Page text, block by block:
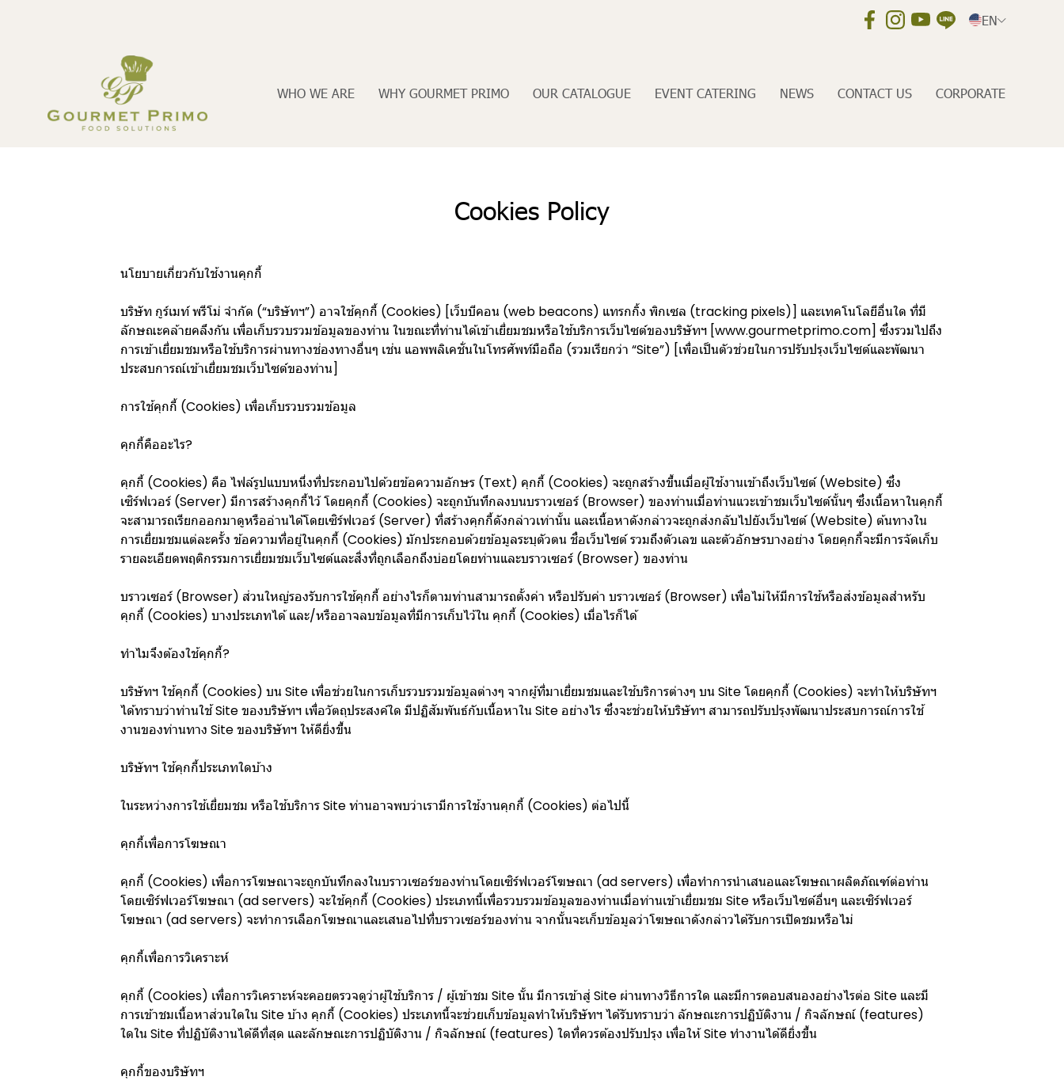
EN
WHO WE ARE WHY GOURMET PRIMO OUR CATALOGUE EVENT CATERING NEWS CONTACT US CORPORATE
Cookies Policy
นโยบายเกี่ยวกับใช้งานคุกกี้
บริษัท กูร์เมท์ พรีโม่ จำกัด (“บริษัทฯ”) อาจใช้คุกกี้ (Cookies) [เว็บบีคอน (web beacons) แทรกกิ้ง พิกเซล (tracking pixels)] และเทคโนโลยีอื่นใด ที่มี
ลักษณะคล้ายคลึงกัน เพื่อเก็บรวบรวมข้อมูลของท่าน ในขณะที่ท่านได้เข้าเยี่ยมชมหรือใช้บริการเว็บไซต์ของบริษัทฯ [www.gourmetprimo.com] ซึ่งรวมไปถึง
การเข้าเยี่ยมชมหรือใช้บริการผ่านทางช่องทางอื่นๆ เช่น แอพพลิเคชั่นในโทรศัพท์มือถือ (รวมเรียกว่า “Site”) [เพื่อเป็นตัวช่วยในการปรับปรุงเว็บไซต์และพัฒนา
ประสบการณ์เข้าเยี่ยมชมเว็บไซต์ของท่าน]
การใช้คุกกี้ (Cookies) เพื่อเก็บรวบรวมข้อมูล
คุกกี้คืออะไร?
คุกกี้ (Cookies) คือ ไฟล์รูปแบบหนึ่งที่ประกอบไปด้วยข้อความอักษร (Text) คุกกี้ (Cookies) จะถูกสร้างขึ้นเมื่อผู้ใช้งานเข้าถึงเว็บไซต์ (Website) ซึ่ง
เซิร์ฟเวอร์ (Server) มีการสร้างคุกกี้ไว้ โดยคุกกี้ (Cookies) จะถูกบันทึกลงบนบราวเซอร์ (Browser) ของท่านเมื่อท่านแวะเข้าชมเว็บไซต์นั้นๆ ซึ่งเนื้อหาในคุกกี้
จะสามารถเรียกออกมาดูหรืออ่านได้โดยเซิร์ฟเวอร์ (Server) ที่สร้างคุกกี้ดังกล่าวเท่านั้น และเนื้อหาดังกล่าวจะถูกส่งกลับไปยังเว็บไซต์ (Website) ต้นทางใน
การเยี่ยมชมแต่ละครั้ง ข้อความที่อยู่ในคุกกี้ (Cookies) มักประกอบด้วยข้อมูลระบุตัวตน ชื่อเว็บไซต์ รวมถึงตัวเลข และตัวอักษรบางอย่าง โดยคุกกี้จะมีการจัดเก็บ
รายละเอียดพฤติกรรมการเยี่ยมชมเว็บไซต์และสิ่งที่ถูกเลือกถึงบ่อยโดยท่านและบราวเซอร์ (Browser) ของท่าน
บราวเซอร์ (Browser) ส่วนใหญ่รองรับการใช้คุกกี้ อย่างไรก็ตามท่านสามารถตั้งค่า หรือปรับค่า บราวเซอร์ (Browser) เพื่อไม่ให้มีการใช้หรือส่งข้อมูลสำหรับ
คุกกี้ (Cookies) บางประเภทได้ และ/หรืออาจลบข้อมูลที่มีการเก็บไว้ใน คุกกี้ (Cookies) เมื่อไรก็ได้
ทำไมจึงต้องใช้คุกกี้?
บริษัทฯ ใช้คุกกี้ (Cookies) บน Site เพื่อช่วยในการเก็บรวบรวมข้อมูลต่างๆ จากผู้ที่มาเยี่ยมชมและใช้บริการต่างๆ บน Site โดยคุกกี้ (Cookies) จะทำให้บริษัทฯ
ได้ทราบว่าท่านใช้ Site ของบริษัทฯ เพื่อวัตถุประสงค์ใด มีปฏิสัมพันธ์กับเนื้อหาใน Site อย่างไร ซึ่งจะช่วยให้บริษัทฯ สามารถปรับปรุงพัฒนาประสบการณ์การใช้
งานของท่านทาง Site ของบริษัทฯ ให้ดียิ่งขึ้น
บริษัทฯ ใช้คุกกี้ประเภทใดบ้าง
ในระหว่างการใช้เยี่ยมชม หรือใช้บริการ Site ท่านอาจพบว่าเรามีการใช้งานคุกกี้ (Cookies) ต่อไปนี้
คุกกี้เพื่อการโฆษณา
คุกกี้ (Cookies) เพื่อการโฆษณาจะถูกบันทึกลงในบราวเซอร์ของท่านโดยเซิร์ฟเวอร์โฆษณา (ad servers) เพื่อทำการนำเสนอและโฆษณาผลิตภัณฑ์ต่อท่าน
โดยเซิร์ฟเวอร์โฆษณา (ad servers) จะใช้คุกกี้ (Cookies) ประเภทนี้เพื่อรวบรวมข้อมูลของท่านเมื่อท่านเข้าเยี่ยมชม Site หรือเว็บไซต์อื่นๆ และเซิร์ฟเวอร์
โฆษณา (ad servers) จะทำการเลือกโฆษณาและเสนอไปที่บราวเซอร์ของท่าน จากนั้นจะเก็บข้อมูลว่าโฆษณาดังกล่าวได้รับการเปิดชมหรือไม่
คุกกี้เพื่อการวิเคราะห์
คุกกี้ (Cookies) เพื่อการวิเคราะห์จะคอยตรวจดูว่าผู้ใช้บริการ / ผู้เข้าชม Site นั้น มีการเข้าสู่ Site ผ่านทางวิธีการใด และมีการตอบสนองอย่างไรต่อ Site และมี
การเข้าชมเนื้อหาส่วนใดใน Site บ้าง คุกกี้ (Cookies) ประเภทนี้จะช่วยเก็บข้อมูลทำให้บริษัทฯ ได้รับทราบว่า ลักษณะการปฏิบัติงาน / กิจลักษณ์ (features)
ใดใน Site ที่ปฏิบัติงานได้ดีที่สุด และลักษณะการปฏิบัติงาน / กิจลักษณ์ (features) ใดที่ควรต้องปรับปรุง เพื่อให้ Site ทำงานได้ดียิ่งขึ้น
คุกกี้ของบริษัทฯ